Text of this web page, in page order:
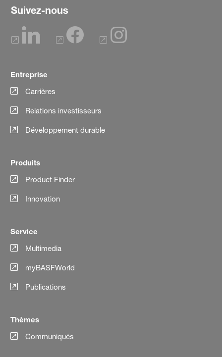
Suivez-nous
Entreprise
Carrières
Relations investisseurs
Développement durable
Produits
Product Finder
Innovation
Service
Multimedia
myBASFWorld
Publications
Thèmes
Communiqués